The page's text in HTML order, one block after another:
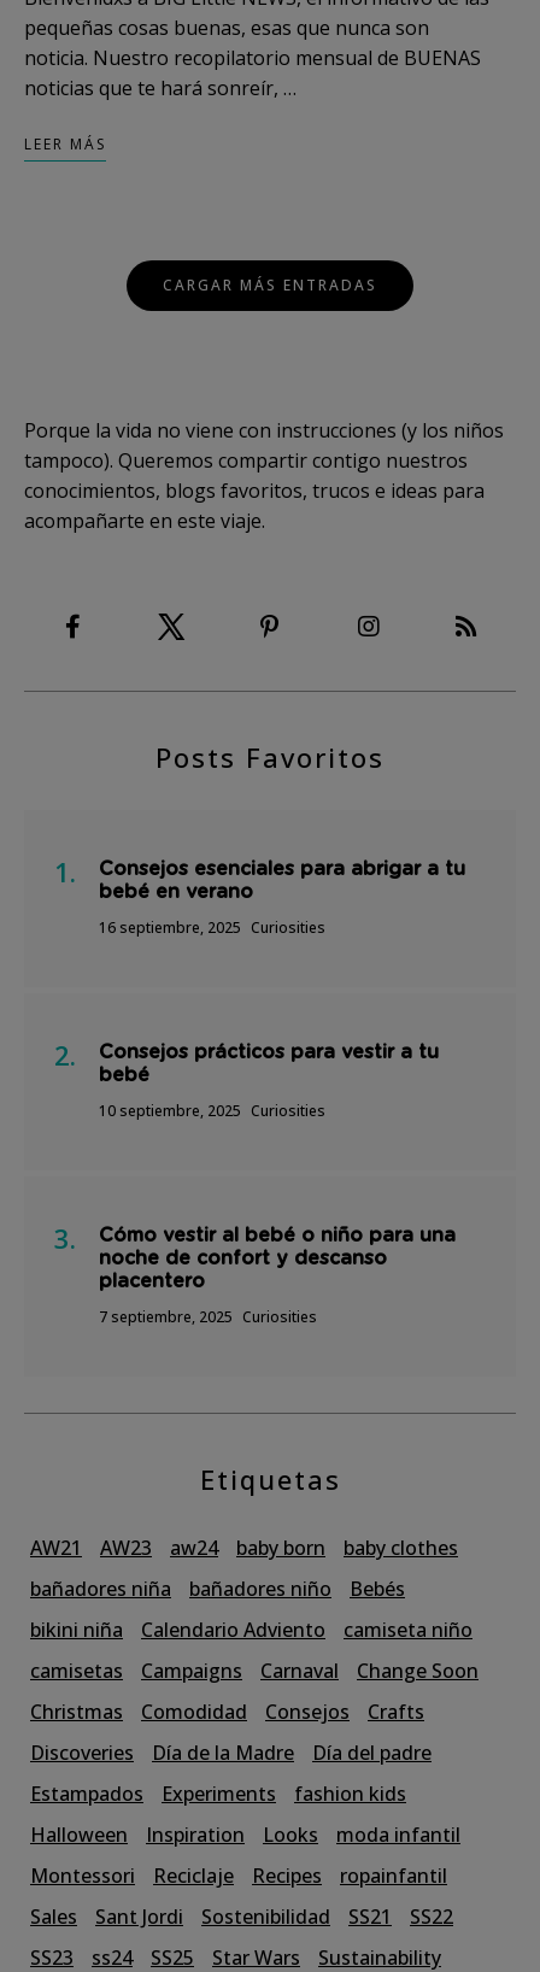
pequeñas cosas buenas, esas que nunca son
noticia. Nuestro recopilatorio mensual de BUENAS
noticias que te hará sonreír, …
LEER MÁS
Navigation
CARGAR MÁS ENTRADAS
Porque la vida no viene con instrucciones (y los niños
tampoco). Queremos compartir contigo nuestros
conocimientos, blogs favoritos, trucos e ideas para
acompañarte en este viaje.
Posts Favoritos
Consejos esenciales para abrigar a tu
bebé en verano
16 septiembre, 2025 Curiosities
Consejos prácticos para vestir a tu
bebé
10 septiembre, 2025 Curiosities
Cómo vestir al bebé o niño para una
noche de confort y descanso
placentero
7 septiembre, 2025 Curiosities
Etiquetas
AW21 AW23 aw24 baby born
baby clothes
bañadores niña
bañadores niño
Bebés
bikini niña
Calendario Adviento
camiseta niño
camisetas
Campaigns Carnaval
Change Soon
Christmas
Comodidad Consejos
Crafts
Discoveries
Día de la Madre
Día del padre
Estampados
Experiments
fashion kids
Halloween
Inspiration Looks
moda infantil
Montessori
Reciclaje Recipes
ropainfantil
Sales
Sant Jordi Sostenibilidad SS21
SS22
SS23
ss24 SS25 Star Wars
Sustainability